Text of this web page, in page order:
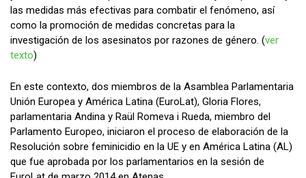
las medidas más efectivas para combatir el fenómeno, así
como la promoción de medidas concretas para la
investigación de los asesinatos por razones de género. (ver
texto)
En este contexto, dos miembros de la Asamblea Parlamentaria
Unión Europea y América Latina (EuroLat), Gloria Flores,
parlamentaria Andina y Raül Romeva i Rueda, miembro del
Parlamento Europeo, iniciaron el proceso de elaboración de la
Resolución sobre feminicidio en la UE y en América Latina (AL)
que fue aprobada por los parlamentarios en la sesión de